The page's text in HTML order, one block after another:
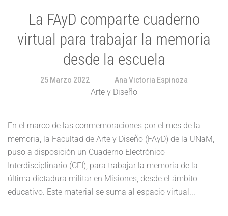
La FAyD comparte cuaderno
virtual para trabajar la memoria
desde la escuela
25 Marzo 2022 Ana Victoria Espinoza
Arte y Diseño
En el marco de las conmemoraciones por el mes de la
memoria, la Facultad de Arte y Diseño (FAyD) de la UNaM,
puso a disposición un Cuaderno Electrónico
Interdisciplinario (CEI), para trabajar la memoria de la
última dictadura militar en Misiones, desde el ámbito
educativo. Este material se suma al espacio virtual...